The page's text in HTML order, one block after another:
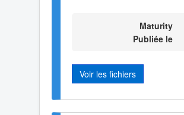
Maturity
Publiée le
Voir les fichiers